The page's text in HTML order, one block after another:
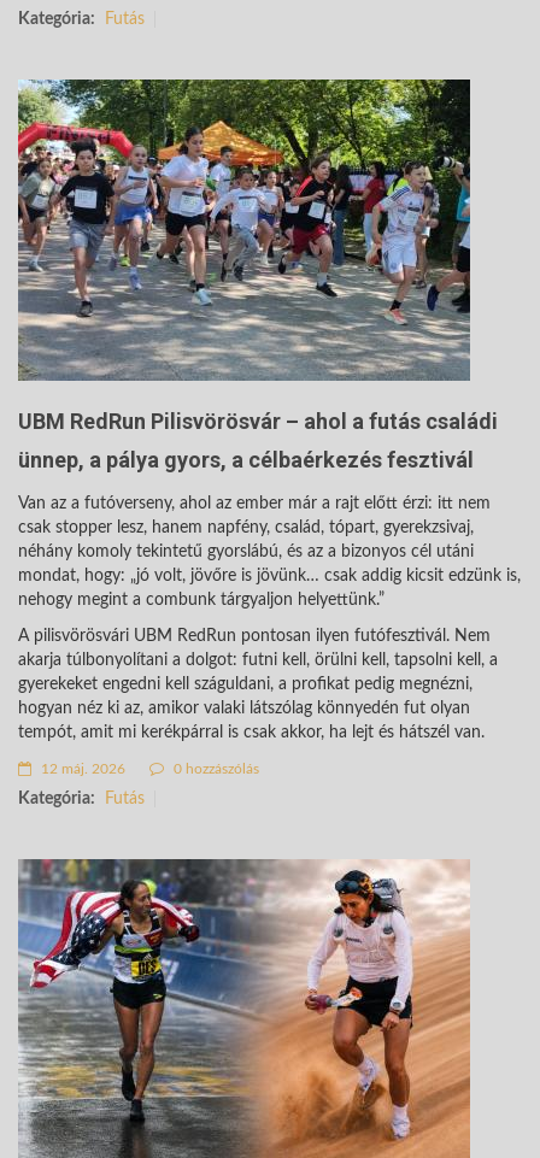
Kategória: Futás
UBM RedRun Pilisvörösvár – ahol a futás családi
ünnep, a pálya gyors, a célbaérkezés fesztivál
Van az a futóverseny, ahol az ember már a rajt előtt érzi: itt nem
csak stopper lesz, hanem napfény, család, tópart, gyerekzsivaj,
néhány komoly tekintetű gyorslábú, és az a bizonyos cél utáni
mondat, hogy: „jó volt, jövőre is jövünk… csak addig kicsit edzünk is,
nehogy megint a combunk tárgyaljon helyettünk.”
A pilisvörösvári UBM RedRun pontosan ilyen futófesztivál. Nem
akarja túlbonyolítani a dolgot: futni kell, örülni kell, tapsolni kell, a
gyerekeket engedni kell száguldani, a profikat pedig megnézni,
hogyan néz ki az, amikor valaki látszólag könnyedén fut olyan
tempót, amit mi kerékpárral is csak akkor, ha lejt és hátszél van.
12 máj. 2026 0 hozzászólás
Kategória: Futás